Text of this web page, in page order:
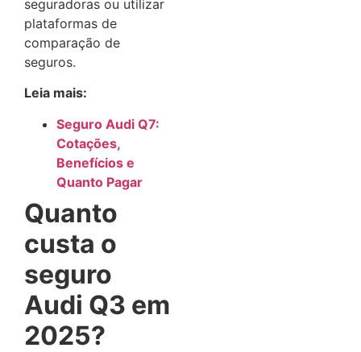
seguradoras ou utilizar
plataformas de
comparação de
seguros.
Leia mais:
Seguro Audi Q7:
Cotações,
Benefícios e
Quanto Pagar
Quanto
custa o
seguro
Audi Q3 em
2025?